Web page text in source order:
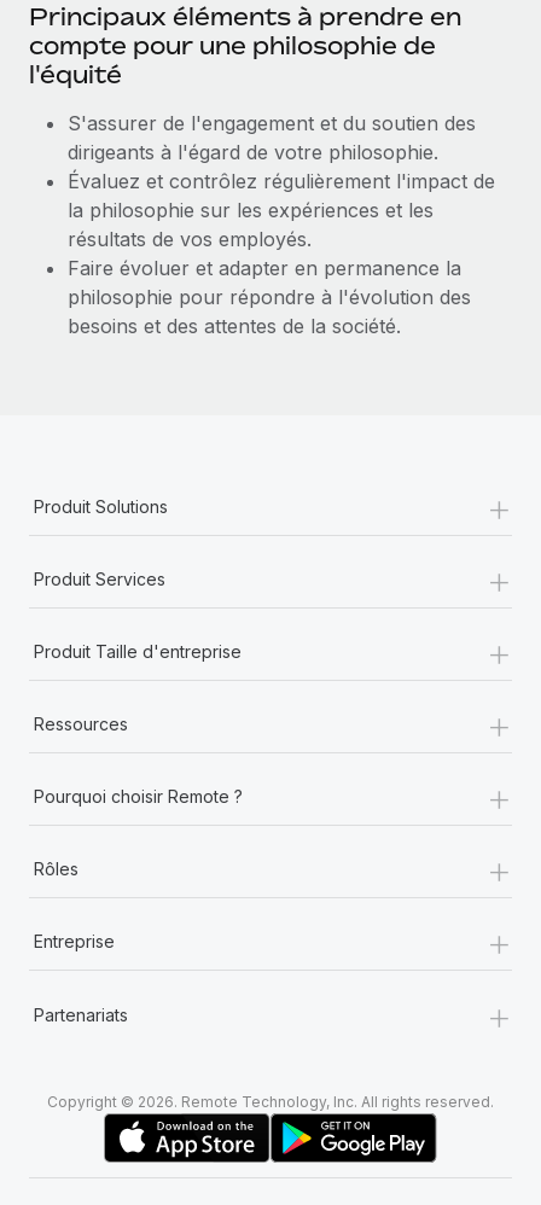
Principaux éléments à prendre en
compte pour une philosophie de
l'équité
S'assurer de l'engagement et du soutien des
dirigeants à l'égard de votre philosophie.
Évaluez et contrôlez régulièrement l'impact de
la philosophie sur les expériences et les
résultats de vos employés.
Faire évoluer et adapter en permanence la
philosophie pour répondre à l'évolution des
besoins et des attentes de la société.
Produit Solutions +
Produit Services +
Produit Taille d'entreprise +
Ressources +
Pourquoi choisir Remote ? +
Rôles +
Entreprise +
Partenariats +
Copyright © 2026. Remote Technology, Inc. All rights reserved.